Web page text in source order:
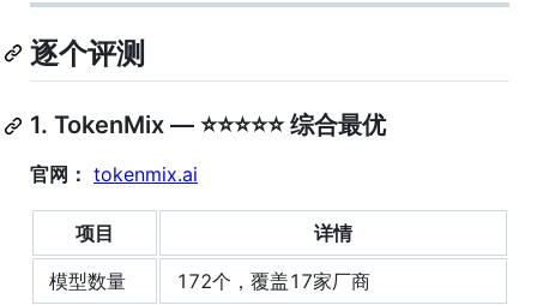
逐个评测
1. TokenMix — ⭐⭐⭐⭐⭐ 综合最优
官网： tokenmix.ai
项目
详情
模型数量
172个，覆盖17家厂商